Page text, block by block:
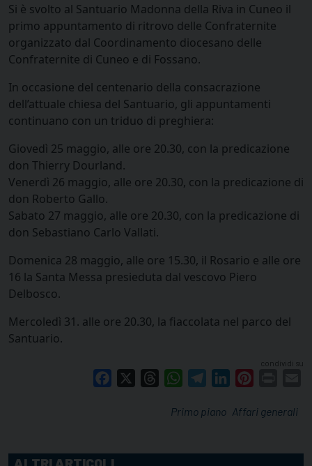
Si è svolto al Santuario Madonna della Riva in Cuneo il
primo appuntamento di ritrovo delle Confraternite
organizzato dal Coordinamento diocesano delle
Confraternite di Cuneo e di Fossano.
In occasione del centenario della consacrazione
dell’attuale chiesa del Santuario, gli appuntamenti
continuano con un triduo di preghiera:
Giovedì 25 maggio, alle ore 20.30, con la predicazione
don Thierry Dourland.
Venerdì 26 maggio, alle ore 20.30, con la predicazione di
don Roberto Gallo.
Sabato 27 maggio, alle ore 20.30, con la predicazione di
don Sebastiano Carlo Vallati.
Domenica 28 maggio, alle ore 15.30, il Rosario e alle ore
16 la Santa Messa presieduta dal vescovo Piero
Delbosco.
Mercoledì 31. alle ore 20.30, la fiaccolata nel parco del
Santuario.
condividi su
Facebook ThreadsWhatsAppTelegramLinkedIn
Affari generali
Primo piano
ALTRI ARTICOLI